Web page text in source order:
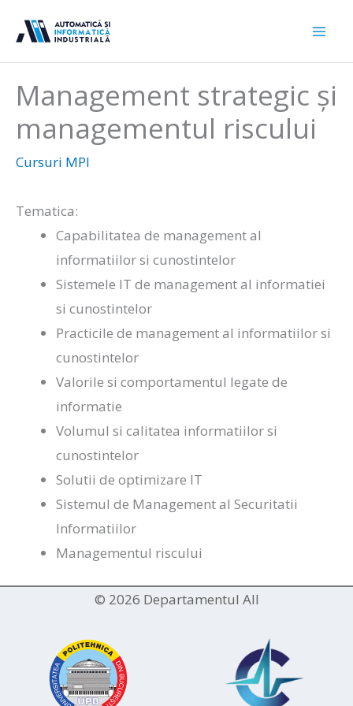
conținut
Management strategic și
managementul riscului
Cursuri MPI
Tematica:
Capabilitatea de management al
informatiilor si cunostintelor
Sistemele IT de management al informatiei
si cunostintelor
Practicile de management al informatiilor si
cunostintelor
Valorile si comportamentul legate de
informatie
Volumul si calitatea informatiilor si
cunostintelor
Solutii de optimizare IT
Sistemul de Management al Securitatii
Informatiilor
Managementul riscului
© 2026 Departamentul AII